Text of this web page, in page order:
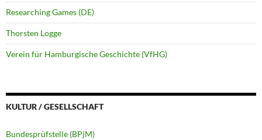
Researching Games (DE)
Thorsten Logge
Verein für Hamburgische Geschichte (VfHG)
KULTUR / GESELLSCHAFT
Bundesprüfstelle (BPjM)